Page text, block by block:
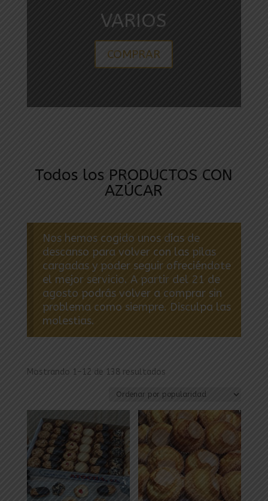
VARIOS
COMPRAR
Todos los PRODUCTOS CON
AZÚCAR
Nos hemos cogido unos días de
descanso para volver con las pilas
cargadas y poder seguir ofreciéndote
el mejor servicio. A partir del 21 de
agosto podrás volver a comprar sin
problema como siempre. Disculpa las
molestias.
Mostrando 1–12 de 138 resultados
popularidad